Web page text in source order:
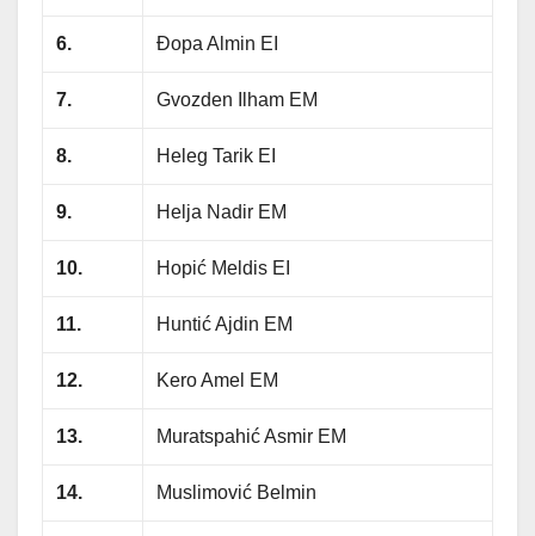
6. Đopa Almin EI
7. Gvozden Ilham EM
8. Heleg Tarik EI
9. Helja Nadir EM
10. Hopić Meldis EI
11. Huntić Ajdin EM
12. Kero Amel EM
13. Muratspahić Asmir EM
14. Muslimović Belmin